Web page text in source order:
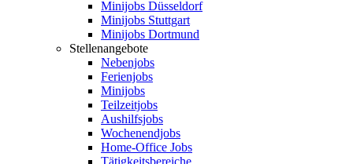
Minijobs Düsseldorf
Minijobs Stuttgart
Minijobs Dortmund
Stellenangebote
Nebenjobs
Ferienjobs
Minijobs
Teilzeitjobs
Aushilfsjobs
Wochenendjobs
Home-Office Jobs
Tätigkeitsbereiche